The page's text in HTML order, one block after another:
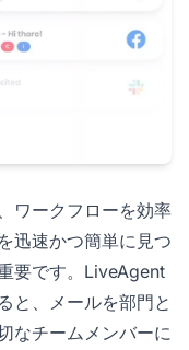
ワークフローを効率
迅速かつ簡単に見つ
要です。LiveAgent
と、メールを部門と
なチームメンバーに